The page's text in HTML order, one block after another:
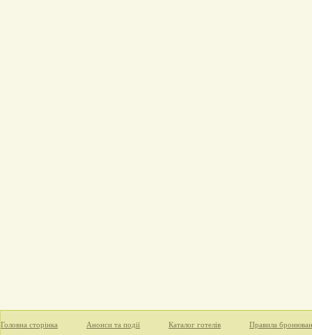
Головна сторінка Анонси та події Каталог готелів Правила